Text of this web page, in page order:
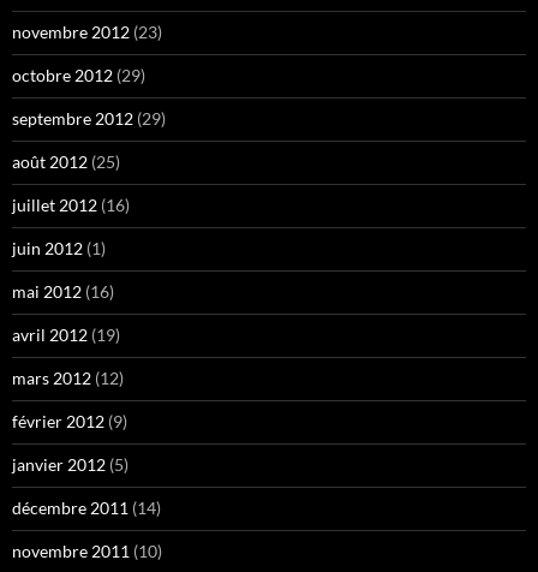
novembre 2012 (23)
octobre 2012 (29)
septembre 2012 (29)
août 2012 (25)
juillet 2012 (16)
juin 2012 (1)
mai 2012 (16)
avril 2012 (19)
mars 2012 (12)
février 2012 (9)
janvier 2012 (5)
décembre 2011 (14)
novembre 2011 (10)